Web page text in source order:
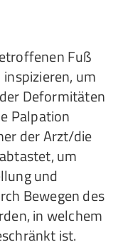
Fuß
um
Deformitäten
Palpation
der Arzt/die
um
und
Bewegen des
in welchem
ist.